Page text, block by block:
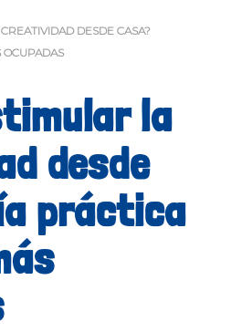
DESDE CASA?
la
desde
práctica